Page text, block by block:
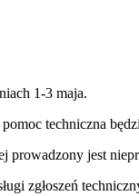
1-3 maja.
techniczna
prowadzony jest
zgłoszeń